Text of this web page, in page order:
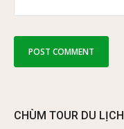
CHÙM TOUR DU LỊCH